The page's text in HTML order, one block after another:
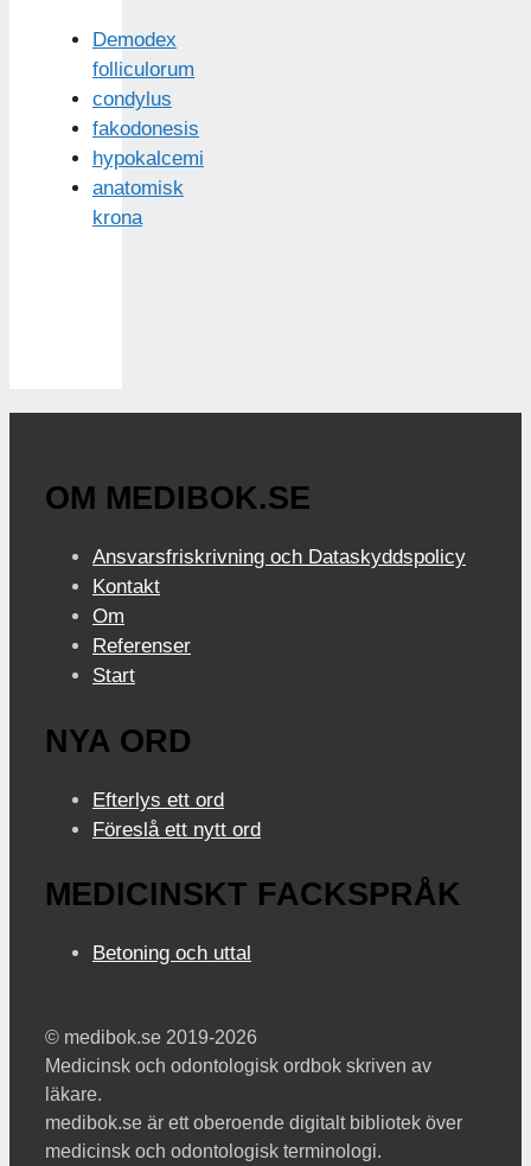
Demodex
folliculorum
condylus
fakodonesis
hypokalcemi
anatomisk
krona
OM MEDIBOK.SE
Ansvarsfriskrivning och Dataskyddspolicy
Kontakt
Om
Referenser
Start
NYA ORD
Efterlys ett ord
Föreslå ett nytt ord
MEDICINSKT FACKSPRÅK
Betoning och uttal
© medibok.se 2019-2026
Medicinsk och odontologisk ordbok skriven av
läkare.
medibok.se är ett oberoende digitalt bibliotek över
medicinsk och odontologisk terminologi.